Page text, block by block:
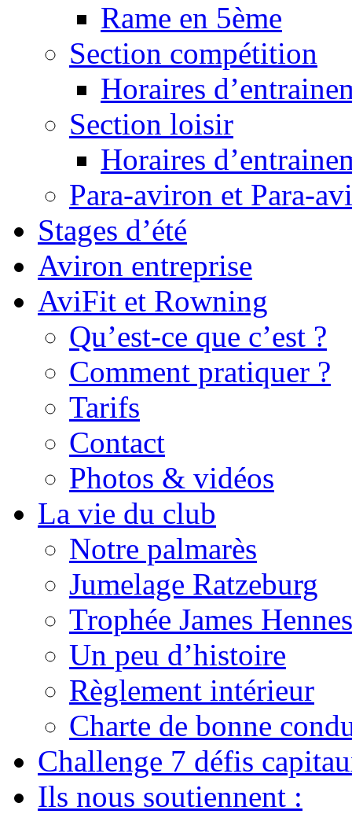
Rame en 5ème
Section compétition
Horaires
Section loisir
Horaires
Para-aviron et Para-
Stages d’été
Aviron entreprise
AviFit et Rowning
Qu’est-ce que c’est ?
Comment pratiquer ?
Tarifs
Contact
Photos & vidéos
La vie du club
Notre palmarès
Jumelage Ratzeburg
Trophée James
Un peu d’histoire
Règlement intérieur
Charte de bonne
Challenge 7 défis
Ils nous soutiennent :